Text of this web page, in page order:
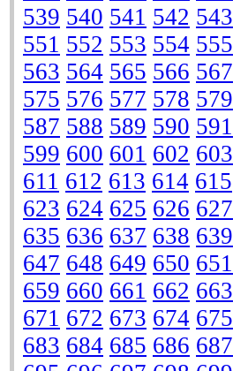
539 540 541 542 543
551 552 553 554 555
563 564 565 566 567
575 576 577 578 579
587 588 589 590 591
599 600 601 602 603
611 612 613 614 615
623 624 625 626 627
635 636 637 638 639
647 648 649 650 651
659 660 661 662 663
671 672 673 674 675
683 684 685 686 687